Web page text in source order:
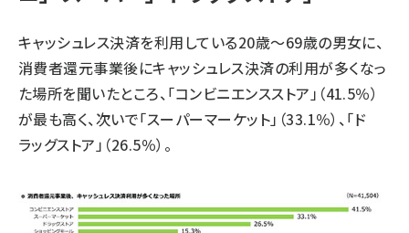
キャッシュレス決済を利用している20歳～69歳の男女に、
消費者還元事業後にキャッシュレス決済の利用が多くなっ
た場所を聞いたところ、「コンビニエンスストア」（41.5％）
が最も高く、次いで「スーパーマーケット」（33.1％）、「ド
ラッグストア」（26.5％）。